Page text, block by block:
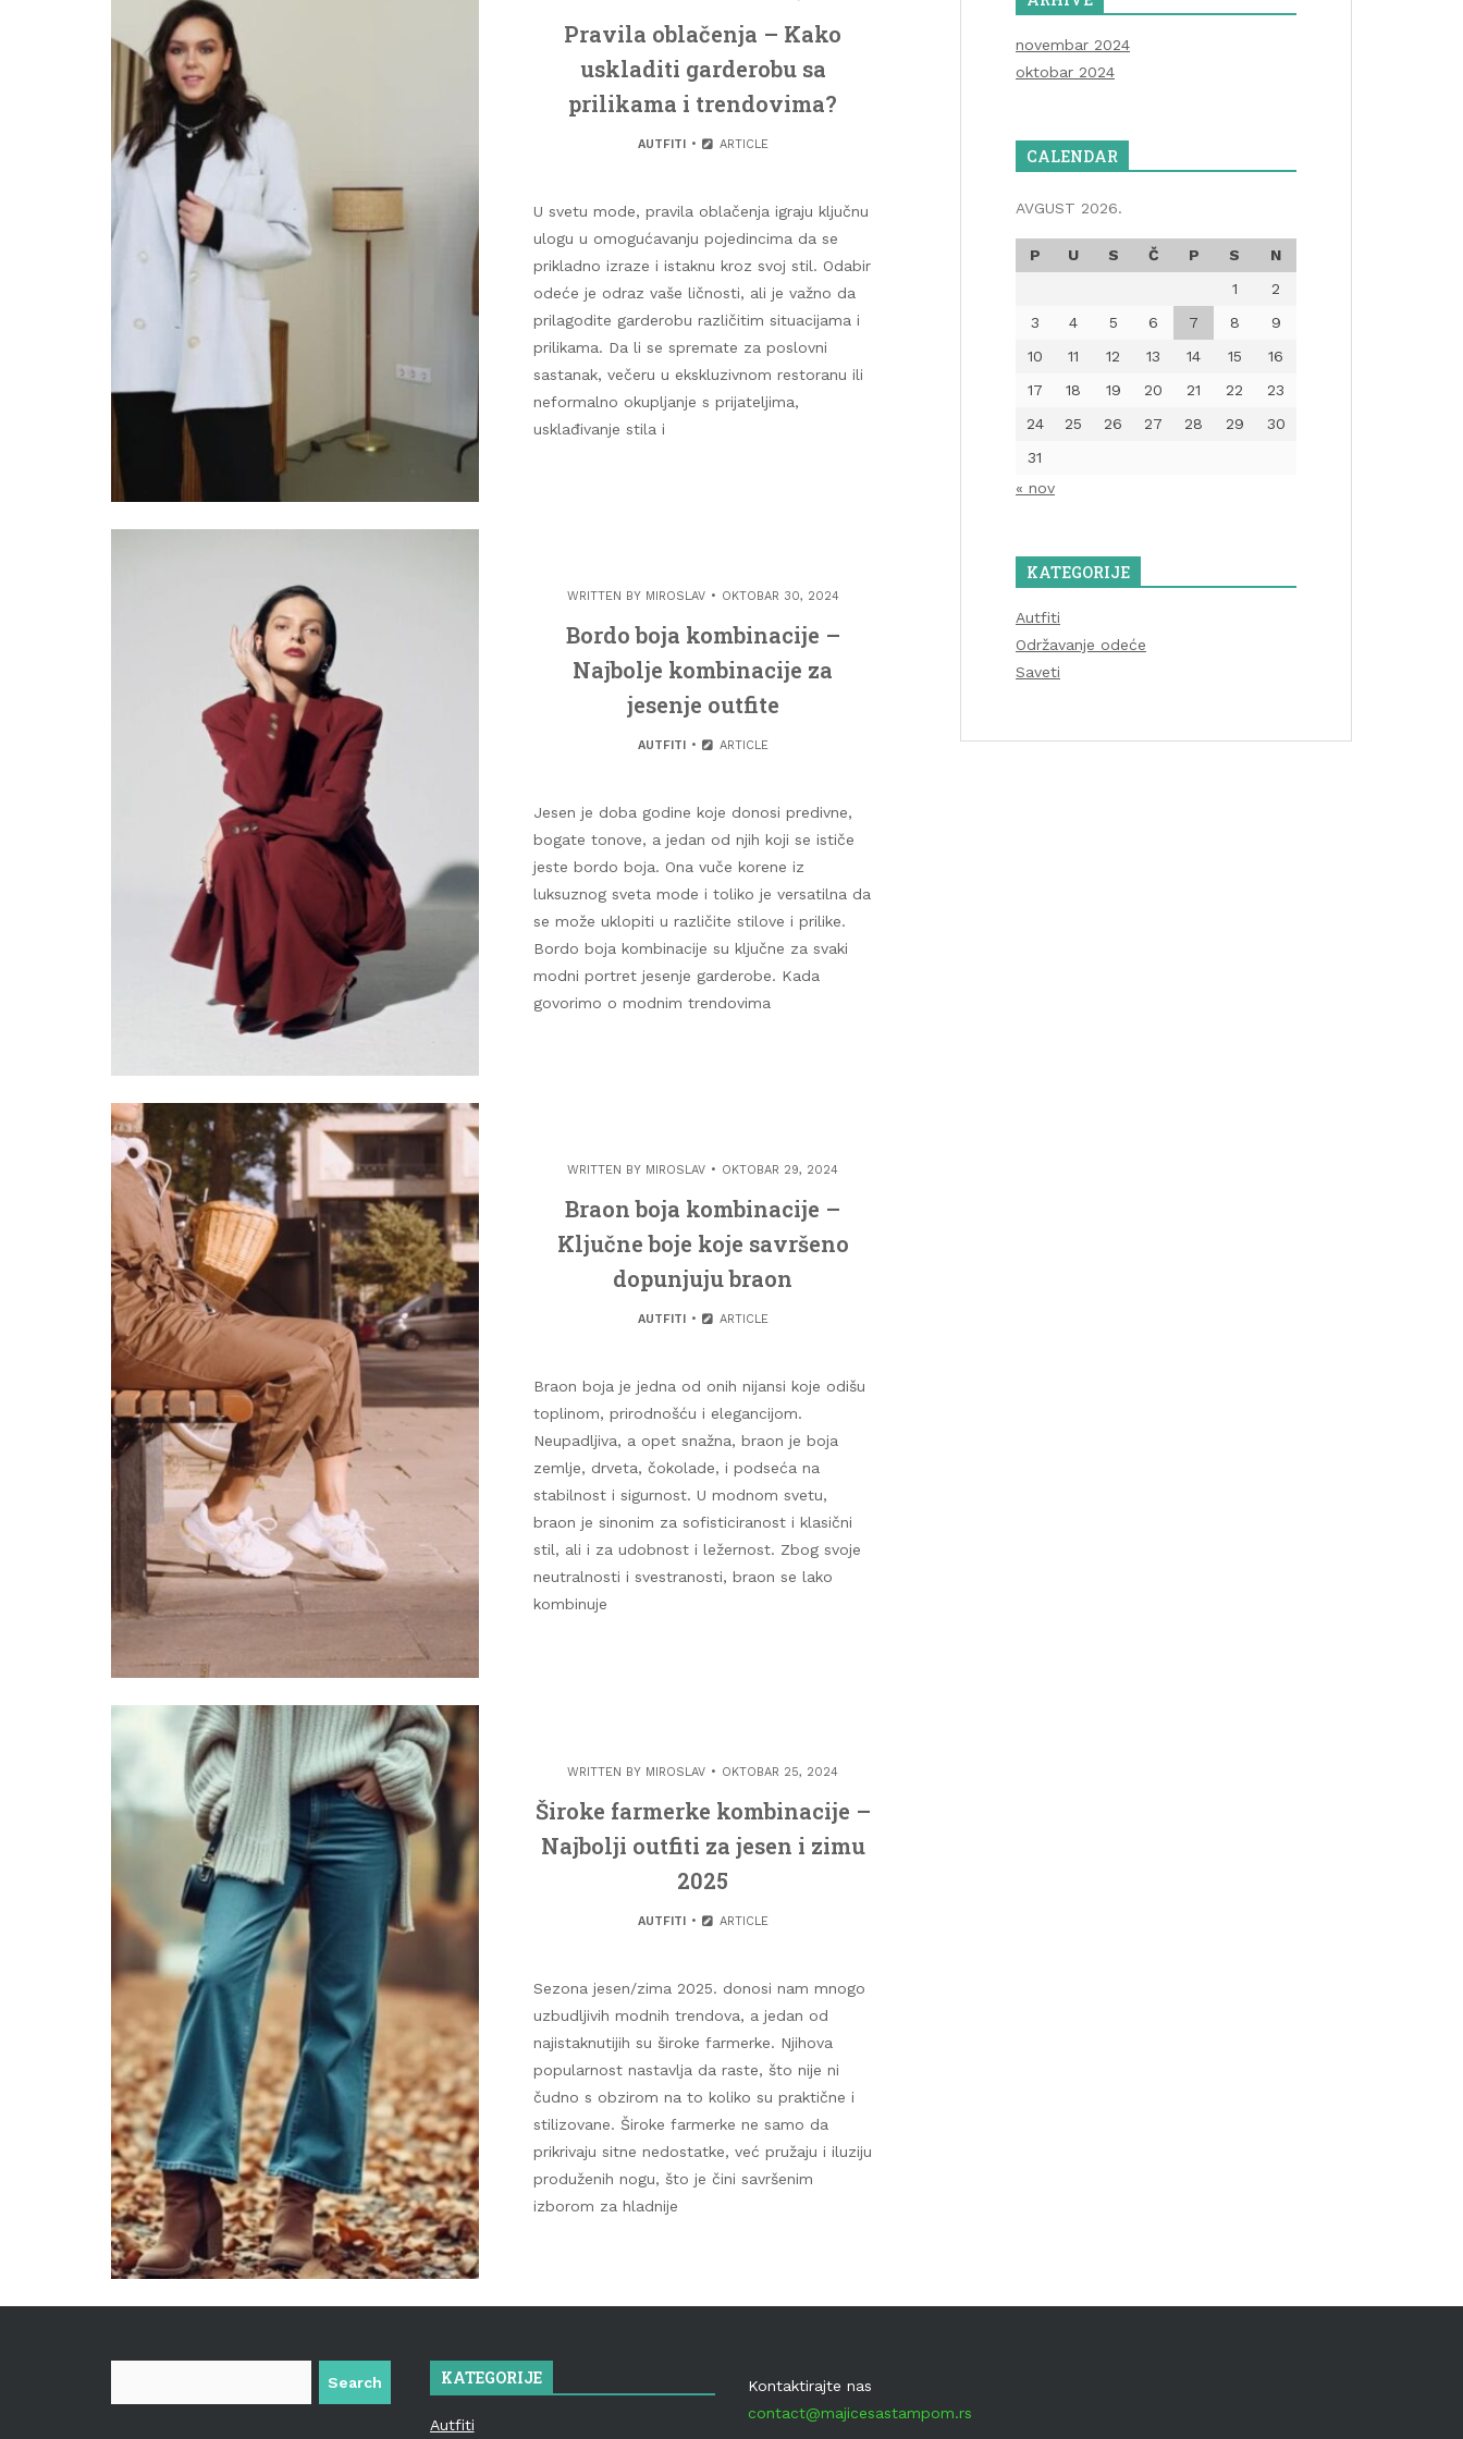
Pravila oblačenja – Kako
uskladiti garderobu sa
prilikama i trendovima?
AUTFITI ARTICLE
U svetu mode, pravila oblačenja igraju ključnu
ulogu u omogućavanju pojedincima da se
prikladno izraze i istaknu kroz svoj stil. Odabir
odeće je odraz vaše ličnosti, ali je važno da
prilagodite garderobu različitim situacijama i
prilikama. Da li se spremate za poslovni
sastanak, večeru u ekskluzivnom restoranu ili
neformalno okupljanje s prijateljima,
usklađivanje stila i
WRITTEN BY MIROSLAV OKTOBAR 30, 2024
Bordo boja kombinacije –
Najbolje kombinacije za
jesenje outfite
AUTFITI ARTICLE
Jesen je doba godine koje donosi predivne,
bogate tonove, a jedan od njih koji se ističe
jeste bordo boja. Ona vuče korene iz
luksuznog sveta mode i toliko je versatilna da
se može uklopiti u različite stilove i prilike.
Bordo boja kombinacije su ključne za svaki
modni portret jesenje garderobe. Kada
govorimo o modnim trendovima
WRITTEN BY MIROSLAV OKTOBAR 29, 2024
Braon boja kombinacije –
Ključne boje koje savršeno
dopunjuju braon
AUTFITI ARTICLE
Braon boja je jedna od onih nijansi koje odišu
toplinom, prirodnošću i elegancijom.
Neupadljiva, a opet snažna, braon je boja
zemlje, drveta, čokolade, i podseća na
stabilnost i sigurnost. U modnom svetu,
braon je sinonim za sofisticiranost i klasični
stil, ali i za udobnost i ležernost. Zbog svoje
neutralnosti i svestranosti, braon se lako
kombinuje
WRITTEN BY MIROSLAV OKTOBAR 25, 2024
Široke farmerke kombinacije –
Najbolji outfiti za jesen i zimu
2025
AUTFITI ARTICLE
Sezona jesen/zima 2025. donosi nam mnogo
uzbudljivih modnih trendova, a jedan od
najistaknutijih su široke farmerke. Njihova
popularnost nastavlja da raste, što nije ni
čudno s obzirom na to koliko su praktične i
stilizovane. Široke farmerke ne samo da
prikrivaju sitne nedostatke, već pružaju i iluziju
produženih nogu, što je čini savršenim
izborom za hladnije
novembar 2024
oktobar 2024
CALENDAR
AVGUST 2026.
P U S Č P S
N
1
2
3
4 5 6 7 8
9
10
11 12 13 14 15
16
17
18 19 20 21 22
23
24
25 26 27 28 29
30
31
« nov
KATEGORIJE
Autfiti
Održavanje odeće
Saveti
KATEGORIJE
Autfiti
Kontaktirajte nas
contact@majicesastampom.rs